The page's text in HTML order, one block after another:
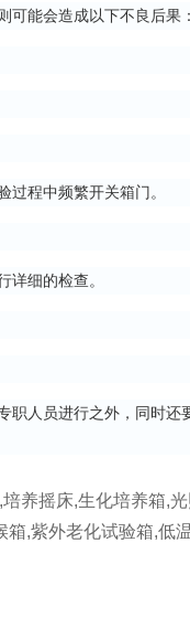
能会造成以下不良后果：
程中频繁开关箱门。
细的检查。
人员进行之外，同时还
养摇床,生化培养箱,
,紫外老化试验箱,低